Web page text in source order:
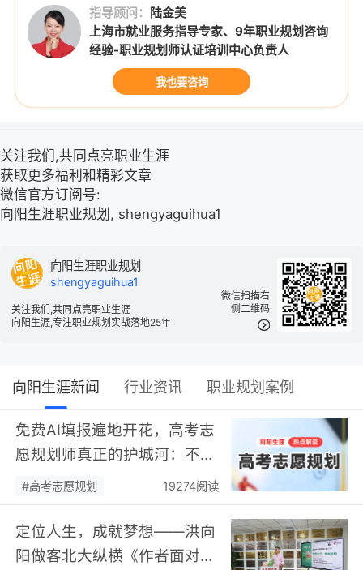
指导顾问： 陆金美
上海市就业服务指导专家、9年职业规划咨询
经验-职业规划师认证培训中心负责人
我也要咨询
关注我们,共同点亮职业生涯
获取更多福利和精彩文章
微信官方订阅号:
向阳生涯职业规划, shengyaguihua1
微信扫描右
侧二维码
向阳生涯职业规划
shengyaguihua1
关注我们,共同点亮职业生涯
向阳生涯,专注职业规划实战落地25年
向阳生涯新闻 行业资讯 职业规划案例
免费AI填报遍地开花，高考志
愿规划师真正的护城河：不靠
数据，靠“人”…
#高考志愿规划 19274阅读
定位人生，成就梦想——洪向
阳做客北大纵横《作者面对